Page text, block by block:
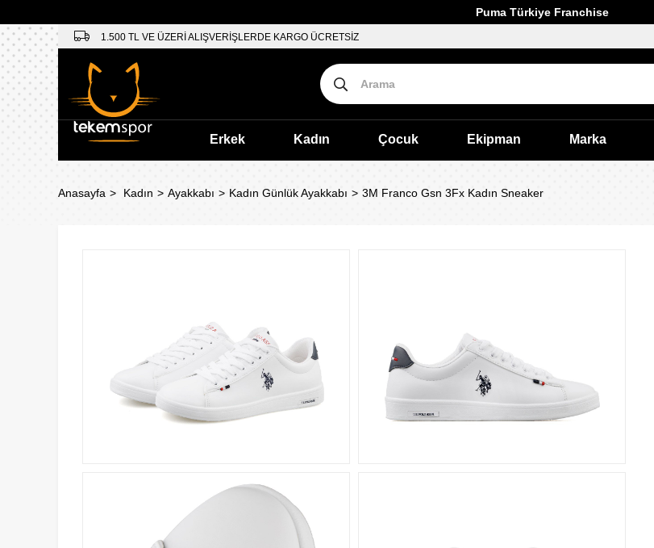
Puma Türkiye Franchise
1.500 TL VE ÜZERİ ALIŞVERİŞLERDE KARGO ÜCRETSİZ
Erkek Kadın Çocuk Ekipman Marka
Anasayfa Kadın Ayakkabı Kadın Günlük Ayakkabı 3M Franco Gsn 3Fx Kadın Sneaker